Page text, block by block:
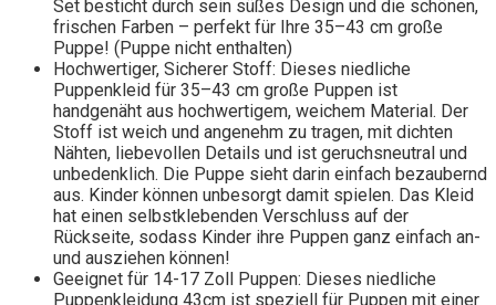
Set besticht durch sein süßes Design und die schönen,
frischen Farben – perfekt für Ihre 35–43 cm große
Puppe! (Puppe nicht enthalten)
Hochwertiger, Sicherer Stoff: Dieses niedliche
Puppenkleid für 35–43 cm große Puppen ist
handgenäht aus hochwertigem, weichem Material. Der
Stoff ist weich und angenehm zu tragen, mit dichten
Nähten, liebevollen Details und ist geruchsneutral und
unbedenklich. Die Puppe sieht darin einfach bezaubernd
aus. Kinder können unbesorgt damit spielen. Das Kleid
hat einen selbstklebenden Verschluss auf der
Rückseite, sodass Kinder ihre Puppen ganz einfach an-
und ausziehen können!
Geeignet für 14-17 Zoll Puppen: Dieses niedliche
Puppenkleidung 43cm ist speziell für Puppen mit einer